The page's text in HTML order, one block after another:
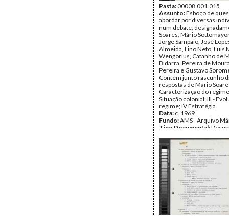
Pasta:00008.001.015
Assunto:Esboço de
abordar por diversas
num debate,
Soares, Mário
Jorge Sampaio, José
Almeida, Lino Neto, Luís
Wengorius, Catanho de
Bidarra, Pereira de
Pereira e Gustavo
Contém junto rascunho
respostas de Mário
Caracterização do
Situação colonial; III -
regime; IV Estratégia.
Data: c. 1969
Fundo:AMS - Arquivo
Tipo Documental: